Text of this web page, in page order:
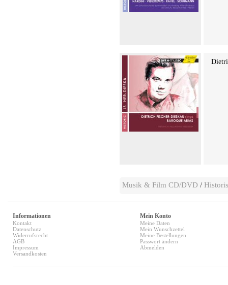
Musik & Film CD/DVD /
Informationen
Kontakt
Datenschutz
Widerrufsrecht
AGB
Impressum
Versandkosten
Mein Konto
Meine Daten
Mein Wunschzettel
Meine Bestellungen
Passwort ändern
Abmelden